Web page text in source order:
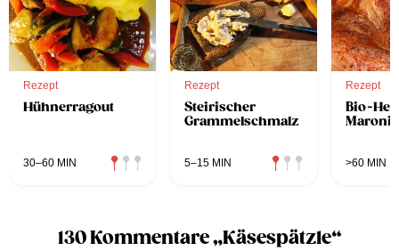
Rezept
Hühnerragout
30–60 MIN
Rezept
Steirischer
Grammelschmalz
5–15 MIN
Rezept
Bio-
>60 MIN
130 Kommentare „Käsespätzle“